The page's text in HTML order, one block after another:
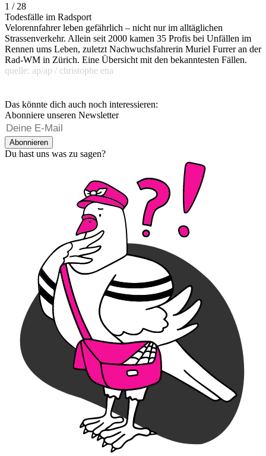
1 / 28
Todesfälle im Radsport
Velorennfahrer leben gefährlich – nicht nur im alltäglichen
Strassenverkehr. Allein seit 2000 kamen 35 Profis bei Unfällen im
Rennen ums Leben, zuletzt Nachwuchsfahrerin Muriel Furrer an der
Rad-WM in Zürich. Eine Übersicht mit den bekanntesten Fällen.
quelle: ap/ap / christophe ena
Das könnte dich auch noch interessieren:
Abonniere unseren Newsletter
Abonnieren
Du hast uns was zu sagen?